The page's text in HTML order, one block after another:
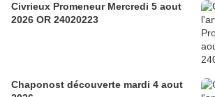
Civrieux Promeneur Mercredi 5 aout
2026 OR 24020223
Chaponost découverte mardi 4 aout